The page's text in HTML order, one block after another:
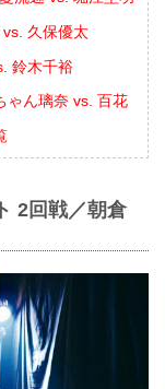
久保優太
鈴木千裕
ゃん璃奈 vs. 百花
2回戦／朝倉